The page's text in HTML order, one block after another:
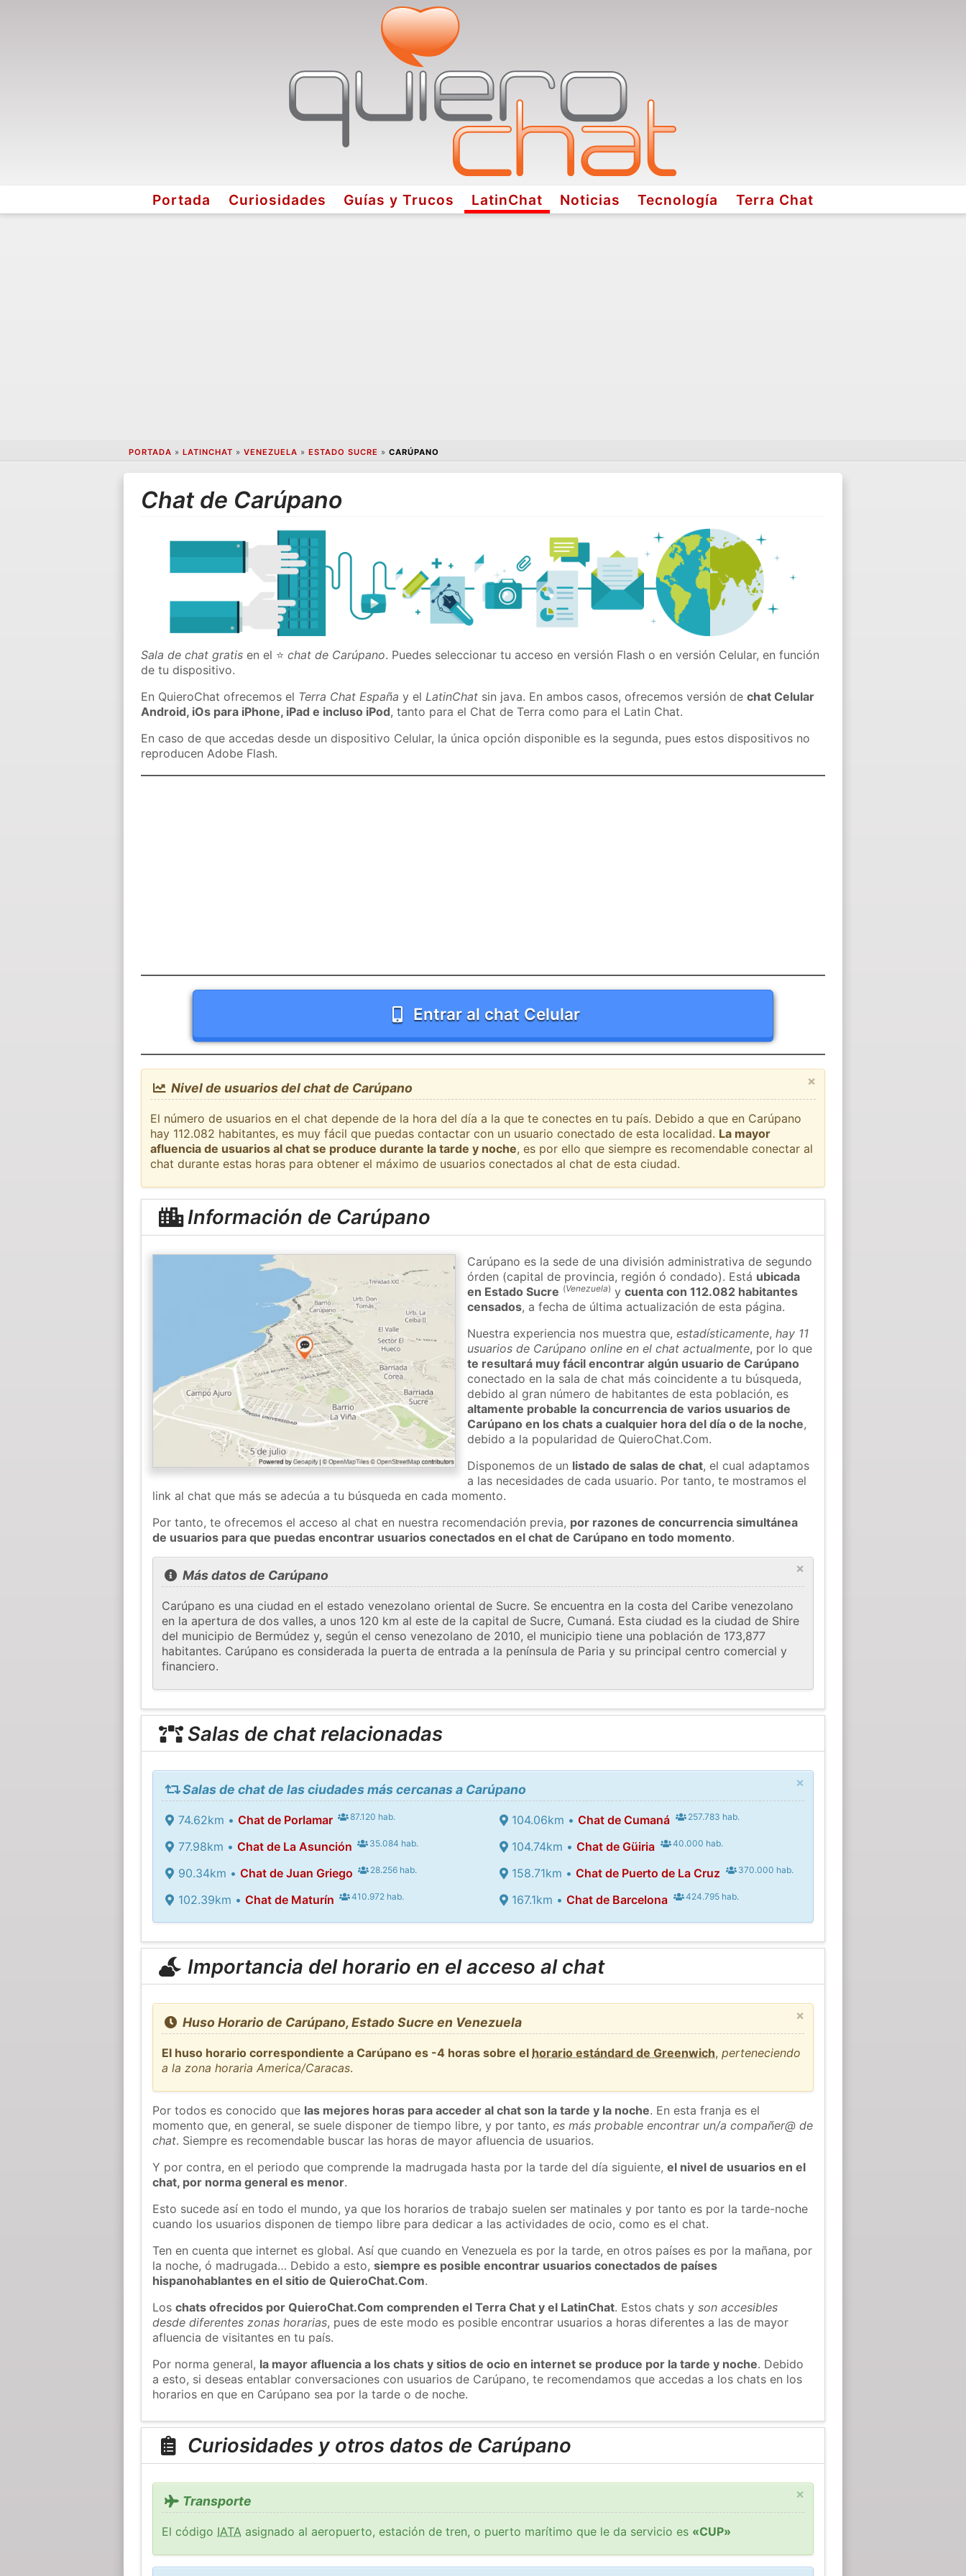
Portada Curiosidades Guías y Trucos LatinChat Noticias Tecnología Terra Chat
PORTADA » LATINCHAT » VENEZUELA » ESTADO SUCRE » CARÚPANO
Chat de Carúpano
Sala de chat gratis en el ⭐chat de Carúpano. Puedes seleccionar tu acceso en versión Flash o en versión Celular, en función
de tu dispositivo.
En QuieroChat ofrecemos el Terra Chat España y elLatinChat sin java. En ambos casos, ofrecemos versión dechat Celular
Android, iOs para iPhone, iPad e incluso iPod, tanto para el Chat de Terra como para el Latin Chat.
En caso de que accedas desde un dispositivo Celular, la única opción disponible es la segunda, pues estos dispositivos no
reproducen Adobe Flash.
Entrar al chat Celular
×
Nivel de usuarios del chat de Carúpano
El número de usuarios en el chat depende de la hora del día a la que te conectes en tu país. Debido a que en Carúpano
hay 112.082 habitantes, es muy fácil que puedas contactar con un usuario conectado de esta localidad. La mayor
afluencia de usuarios al chat se produce durante la tarde y noche, es por ello que siempre es recomendable conectar al
chat durante estas horas para obtener el máximo de usuarios conectados al chat de esta ciudad.
Información de Carúpano
Carúpano es la sede de una división administrativa de segundo
órden (capital de provincia, región ó condado). Está ubicada
en Estado Sucre (Venezuela) ycuenta con 112.082 habitantes
censados, a fecha de última actualización de esta página.
Nuestra experiencia nos muestra que,estadísticamente,hay 11
usuarios de Carúpano online en el chat actualmente, por lo que
te resultará muy fácil encontrar algún usuario de Carúpano
conectado en la sala de chat más coincidente a tu búsqueda,
debido al gran número de habitantes de esta población, es
altamente probable la concurrencia de varios usuarios de
Carúpano en los chats a cualquier hora del día o de la noche,
debido a la popularidad de QuieroChat.Com.
Disponemos de un listado de salas de chat, el cual adaptamos
a las necesidades de cada usuario. Por tanto, te mostramos el
link al chat que más se adecúa a tu búsqueda en cada momento.
Por tanto, te ofrecemos el acceso al chat en nuestra recomendación previa, por razones de concurrencia simultánea
de usuarios para que puedas encontrar usuarios conectados en el chat de Carúpano en todo momento.
×
Más datos de Carúpano
Carúpano es una ciudad en el estado venezolano oriental de Sucre. Se encuentra en la costa del Caribe venezolano
en la apertura de dos valles, a unos 120 km al este de la capital de Sucre, Cumaná. Esta ciudad es la ciudad de Shire
del municipio de Bermúdez y, según el censo venezolano de 2010, el municipio tiene una población de 173,877
habitantes. Carúpano es considerada la puerta de entrada a la península de Paria y su principal centro comercial y
financiero.
Salas de chat relacionadas
×
Salas de chat de las ciudades más cercanas a Carúpano
74.62km • Chat de Porlamar 87.120 hab.
77.98km • Chat de La Asunción 35.084 hab.
90.34km • Chat de Juan Griego 28.256 hab.
102.39km • Chat de Maturín 410.972 hab.
104.06km •Chat de Cumaná 257.783 hab.
104.74km •Chat de Güiria 40.000 hab.
158.71km •Chat de Puerto de La Cruz 370.000 hab.
167.1km •Chat de Barcelona 424.795 hab.
Importancia del horario en el acceso al chat
×
Huso Horario de Carúpano, Estado Sucre en Venezuela
El huso horario correspondiente a Carúpano es -4 horas sobre el horario estándard de Greenwich,perteneciendo
a la zona horaria America/Caracas.
Por todos es conocido que las mejores horas para acceder al chat son la tarde y la noche. En esta franja es el
momento que, en general, se suele disponer de tiempo libre, y por tanto,es más probable encontrar un/a compañer@ de
chat. Siempre es recomendable buscar las horas de mayor afluencia de usuarios.
Y por contra, en el periodo que comprende la madrugada hasta por la tarde del día siguiente,el nivel de usuarios en el
chat, por norma general es menor.
Esto sucede así en todo el mundo, ya que los horarios de trabajo suelen ser matinales y por tanto es por la tarde-noche
cuando los usuarios disponen de tiempo libre para dedicar a las actividades de ocio, como es el chat.
Ten en cuenta que internet es global. Así que cuando en Venezuela es por la tarde, en otros países es por la mañana, por
la noche, ó madrugada… Debido a esto,siempre es posible encontrar usuarios conectados de países
hispanohablantes en el sitio de QuieroChat.Com.
Loschats ofrecidos por QuieroChat.Com comprenden el Terra Chat y el LatinChat. Estos chats yson accesibles
desde diferentes zonas horarias, pues de este modo es posible encontrar usuarios a horas diferentes a las de mayor
afluencia de visitantes en tu país.
Por norma general, la mayor afluencia a los chats y sitios de ocio en internet se produce por la tarde y noche. Debido
a esto, si deseas entablar conversaciones con usuarios de Carúpano, te recomendamos que accedas a los chats en los
horarios en que en Carúpano sea por la tarde o de noche.
Curiosidades y otros datos de Carúpano
×
Transporte
El código IATA asignado al aeropuerto, estación de tren, o puerto marítimo que le da servicio es «CUP»